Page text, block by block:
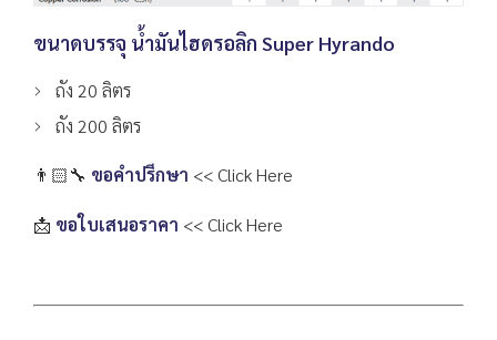
ขนาดบรรจุ น้ำมันไฮดรอลิก Super Hyrando
ถัง 20 ลิตร
ถัง 200 ลิตร
👨🏻‍🔧 ขอคำปรึกษา << Click Here
📩 ขอใบเสนอราคา << Click Here